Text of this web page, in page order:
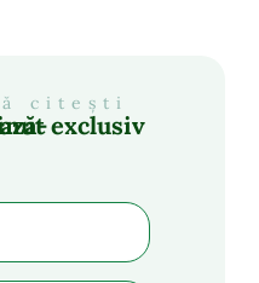
citești
exclusiv